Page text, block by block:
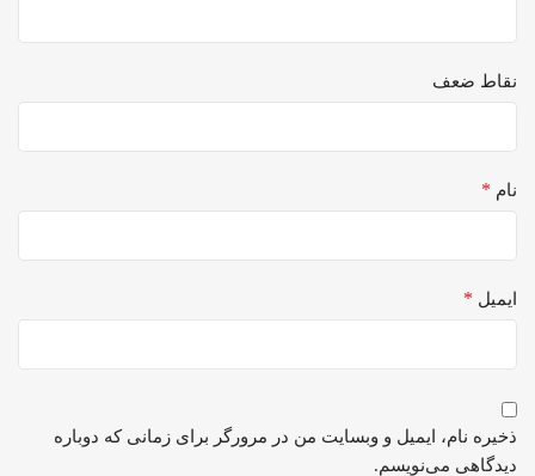
نقاط ضعف
نام *
ایمیل *
ذخیره نام، ایمیل و وبسایت من در مرورگر برای زمانی که دوباره
دیدگاهی می‌نویسم.